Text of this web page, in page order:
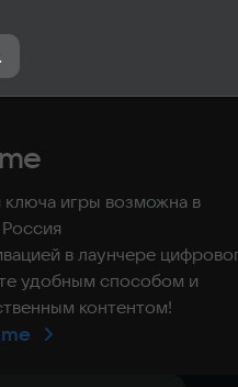
ключа игры возможна в
в лаунчере
удобным способом и
контентом!